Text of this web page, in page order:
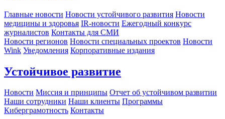
Главные новости Новости устойчивого развития Новости
медицины и здоровья IR-новости Ежегодный конкурс
журналистов Контакты для СМИ
Новости регионов Новости специальных проектов Новости
Wink Уведомления Корпоративные издания
Устойчивое развитие
Новости Миссия и принципы Отчет об устойчивом развитии
Наши сотрудники Наши клиенты Программы
Киберграмотность Контакты